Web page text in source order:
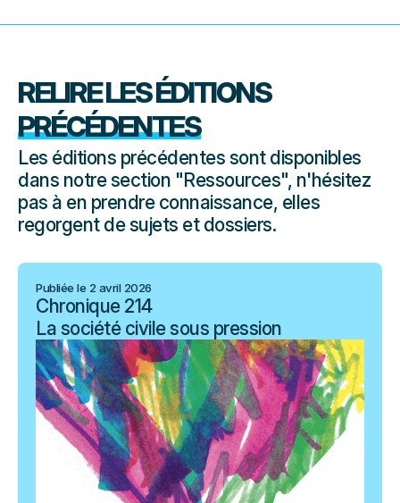
RELIRE LES ÉDITIONS
PRÉCÉDENTES
Les éditions précédentes sont disponibles
dans notre section "Ressources", n'hésitez
pas à en prendre connaissance, elles
regorgent de sujets et dossiers.
Publiée le 2 avril 2026
Chronique 214
La société civile sous pression